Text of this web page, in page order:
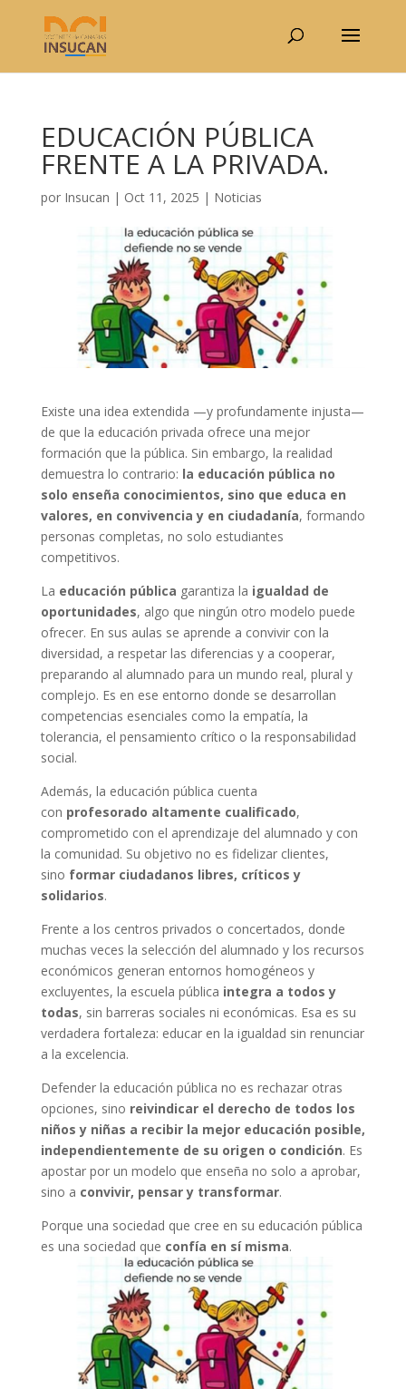
EDUCACIÓN PÚBLICA
FRENTE A LA PRIVADA.
por Insucan | Oct 11, 2025 | Noticias
Existe una idea extendida —y profundamente injusta—
de que la educación privada ofrece una mejor
formación que la pública. Sin embargo, la realidad
demuestra lo contrario: la educación pública no
solo enseña conocimientos, sino que educa en
valores, en convivencia y en ciudadanía, formando
personas completas, no solo estudiantes
competitivos.
La educación pública garantiza la igualdad de
oportunidades, algo que ningún otro modelo puede
ofrecer. En sus aulas se aprende a convivir con la
diversidad, a respetar las diferencias y a cooperar,
preparando al alumnado para un mundo real, plural y
complejo. Es en ese entorno donde se desarrollan
competencias esenciales como la empatía, la
tolerancia, el pensamiento crítico o la responsabilidad
social.
Además, la educación pública cuenta
con profesorado altamente cualificado,
comprometido con el aprendizaje del alumnado y con
la comunidad. Su objetivo no es fidelizar clientes,
sino formar ciudadanos libres, críticos y
solidarios.
Frente a los centros privados o concertados, donde
muchas veces la selección del alumnado y los recursos
económicos generan entornos homogéneos y
excluyentes, la escuela pública integra a todos y
todas, sin barreras sociales ni económicas. Esa es su
verdadera fortaleza: educar en la igualdad sin renunciar
a la excelencia.
Defender la educación pública no es rechazar otras
opciones, sino reivindicar el derecho de todos los
niños y niñas a recibir la mejor educación posible,
independientemente de su origen o condición. Es
apostar por un modelo que enseña no solo a aprobar,
sino a convivir, pensar y transformar.
Porque una sociedad que cree en su educación pública
es una sociedad que confía en sí misma.